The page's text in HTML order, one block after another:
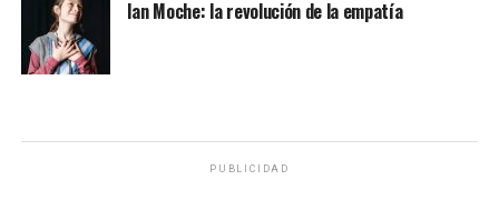
Ian Moche: la revolución de la empatía
PUBLICIDAD